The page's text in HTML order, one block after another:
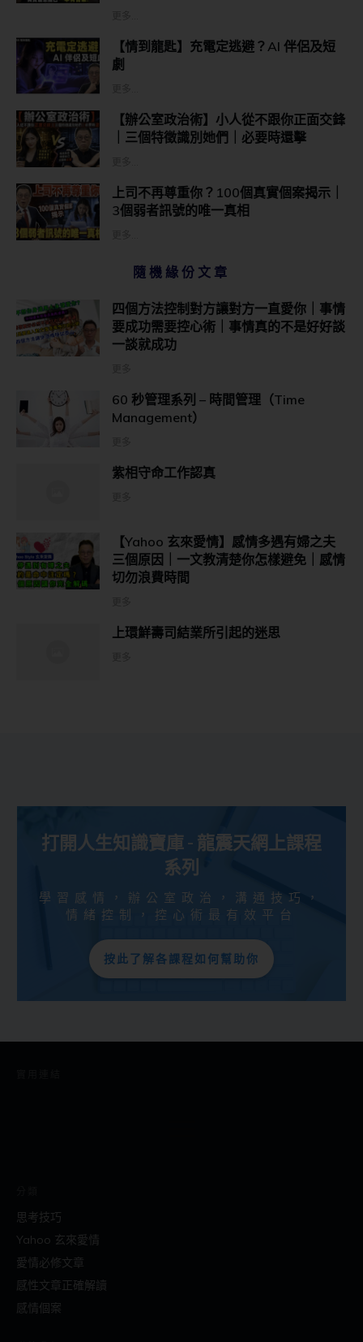
【情到龍匙】充電定逃避？AI 伴侶及短
劇
【辦公室政治術】小人從不跟你正面交鋒
｜三個特徵識別她們｜必要時還擊
上司不再尊重你？100個真實個案揭示｜
3個弱者訊號的唯一真相
隨機緣份文章
四個方法控制對方讓對方一直愛你｜事情
要成功需要控心術｜事情真的不是好好談
一談就成功
60 秒管理系列 – 時間管理（Time
Management）
紫相守命工作認真
【Yahoo 玄來愛情】感情多遇有婦之夫
三個原因｜一文教清楚你怎樣避免｜感情
切勿浪費時間
上環鮮壽司結業所引起的迷思
打開人生知識寶庫 - 龍震天網上課程
系列
學習感情，辦公室政治，溝通技巧，
情緒控制，控心術最有效平台
按此了解各課程如何幫助你
思考技巧
Yahoo 玄來愛情
愛情必修文章
感性文章正確解讀
感情個案